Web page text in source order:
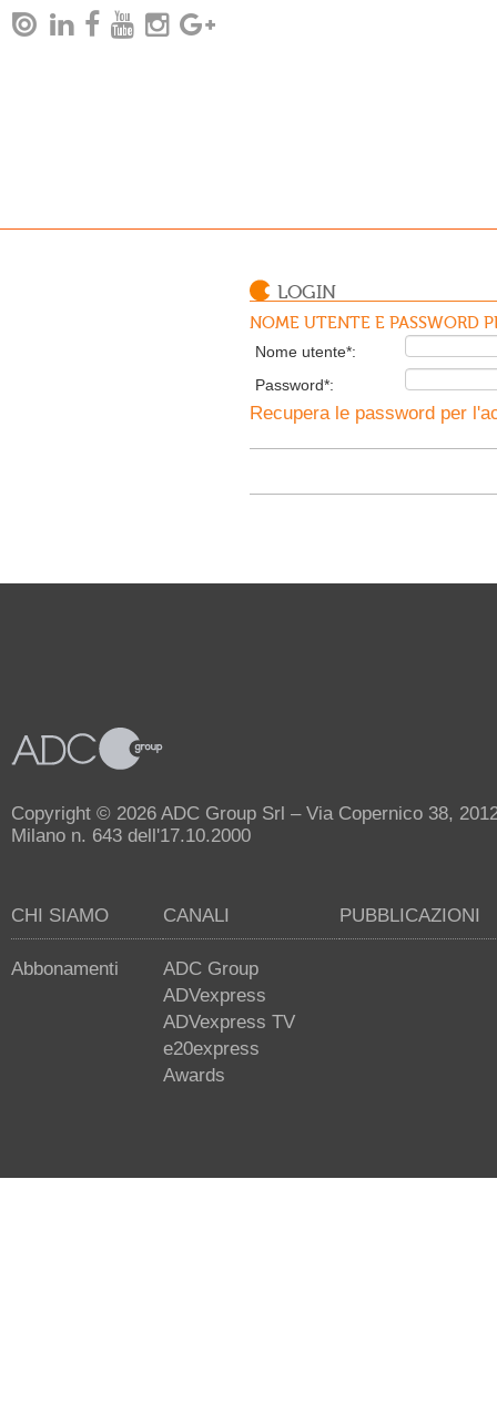
LOGIN
NOME UTENTE E PASSWORD
Nome utente*:
Password*:
Recupera le password per
Copyright © 2026 ADC Group Srl – Via Copernico 38,
Milano n. 643 dell'17.10.2000
CHI SIAMO
Abbonamenti
CANALI
ADC Group
ADVexpress
ADVexpress TV
e20express
Awards
PUBBLICAZIONI